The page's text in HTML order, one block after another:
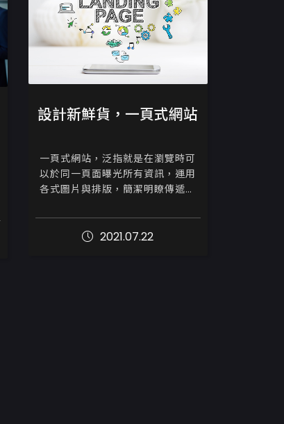
設計新鮮貨，一頁式網站
一頁式網站，泛指就是在瀏覽時可
以於同一頁面曝光所有資訊，運用
各式圖片與排版，簡潔明瞭傳遞出
息。近期一些購物站也採用此製作
方式，針對主打商品，快速累積銷
2021.07.22